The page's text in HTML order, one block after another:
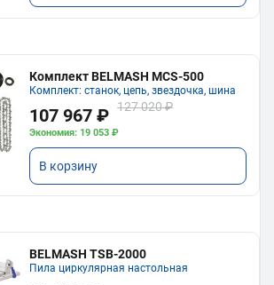
Комплект BELMASH MCS-500
Комплект: станок, цепь, звездочка, шина
107 967 ₽ 127 020 ₽
Экономия: 19 053 ₽
В корзину
BELMASH TSB-2000
Пила циркулярная настольная